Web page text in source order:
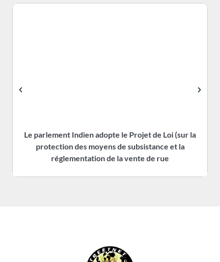
Le parlement Indien adopte le Projet de Loi (sur la
protection des moyens de subsistance et la
réglementation de la vente de rue